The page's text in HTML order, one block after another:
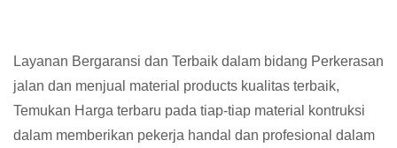
Layanan Bergaransi dan Terbaik dalam bidang Perkerasan
jalan dan menjual material products kualitas terbaik,
Temukan Harga terbaru pada tiap-tiap material kontruksi
dalam memberikan pekerja handal dan profesional dalam